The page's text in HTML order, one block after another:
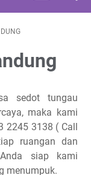
sedot tungau
maka kami
2245 3138 ( Call
ruangan dan
siap kami
menumpuk.